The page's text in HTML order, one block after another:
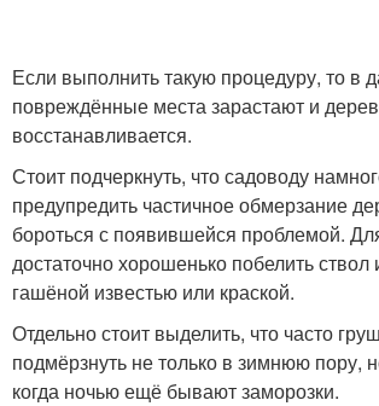
Если выполнить такую процедуру, то в
повреждённые места зарастают и
восстанавливается.
Стоит подчеркнуть, что садоводу
предупредить частичное обмерзание
бороться с появившейся проблемой.
достаточно хорошенько побелить ствол
гашёной известью или краской.
Отдельно стоит выделить, что часто
подмёрзнуть не только в зимнюю пору,
когда ночью ещё бывают заморозки.